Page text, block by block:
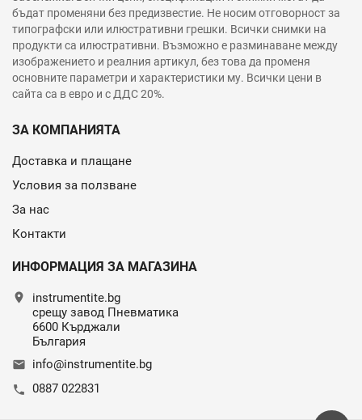
бъдат променяни без предизвестие. Не носим отговорност за
типографски или илюстративни грешки. Всички снимки на
продукти са илюстративни. Възможно е разминаване между
изображението и реалния артикул, без това да променя
основните параметри и характеристики му. Всички цени в
сайта са в евро и с ДДС 20%.
ЗА КОМПАНИЯТА
Доставка и плащане
Условия за ползване
За нас
Контакти
ИНФОРМАЦИЯ ЗА МАГАЗИНА
location_on
instrumentite.bg
срещу завод Пневматика
6600 Кърджали
България
email info@instrumentite.bg
call 0887 022831